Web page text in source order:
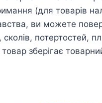
(для товарів
ви можете
зберігає